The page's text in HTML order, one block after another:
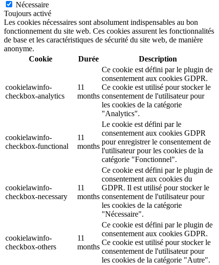
Nécessaire
Toujours activé
Les cookies nécessaires sont absolument indispensables au bon
fonctionnement du site web. Ces cookies assurent les fonctionnalités
de base et les caractéristiques de sécurité du site web, de manière
anonyme.
Cookie
Durée Description
cookielawinfo-
checkbox-analytics
11
months
Ce cookie est défini par le plugin de
consentement aux cookies GDPR.
Ce cookie est utilisé pour stocker le
consentement de l'utilisateur pour
les cookies de la catégorie
"Analytics".
cookielawinfo-
checkbox-functional
11
months
Le cookie est défini par le
consentement aux cookies GDPR
pour enregistrer le consentement de
l'utilisateur pour les cookies de la
catégorie "Fonctionnel".
cookielawinfo-
checkbox-necessary
11
months
Ce cookie est défini par le plugin de
consentement aux cookies du
GDPR. Il est utilisé pour stocker le
consentement de l'utilisateur pour
les cookies de la catégorie
"Nécessaire".
cookielawinfo-
checkbox-others
11
months
Ce cookie est défini par le plugin de
consentement aux cookies GDPR.
Ce cookie est utilisé pour stocker le
consentement de l'utilisateur pour
les cookies de la catégorie "Autre".